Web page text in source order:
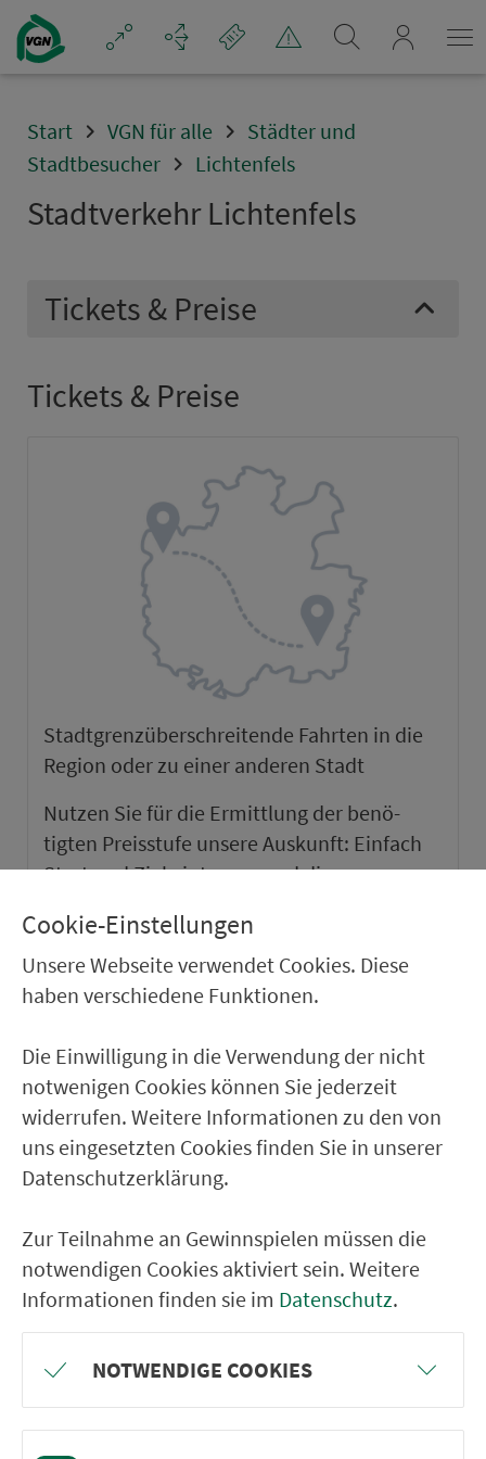
Navigation überspringen
Start VGN für alle
Städter und
Stadtbesucher
Lichtenfels
Stadt­ver­kehr Lichten­fels
Tickets & Preise
Tickets & Preise
Stadtgrenzüber­schrei­tende Fahrten in die
Region oder zu einer anderen Stadt
Nutzen Sie für die Er­mitt­lung der be­nö­
tigten Preis­stufe unsere Auskunft: Ein­fach
Start und Ziel ein­tra­gen und die
Ihnen die be­nö­tigte Preis­stufe sowie alle
verfügbaren Tickets & Preise angezeigt.
Ticketkauf
Liniennetz
Linien
Park & Ride
Cookie-Einstellungen
Unsere Webseite verwendet Cookies. Diese
haben verschiedene Funktionen.
Die Einwilligung in die Verwendung der nicht
notwenigen Cookies können Sie jederzeit
widerrufen. Weitere Informationen zu den von
uns eingesetzten Cookies finden Sie in unserer
Datenschutzerklärung.
Zur Teilnahme an Gewinnspielen müssen die
notwendigen Cookies aktiviert sein. Weitere
Informationen finden sie im Datenschutz.
NOTWENDIGE COOKIES